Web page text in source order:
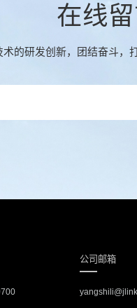
在线
的研发创新，团结奋斗，
公司邮箱